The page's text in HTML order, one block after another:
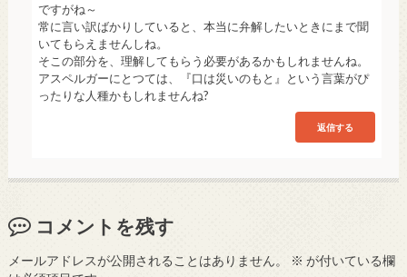
ですがね～
常に言い訳ばかりしていると、本当に弁解したいときにまで聞
いてもらえませんしね。
そこの部分を、理解してもらう必要があるかもしれませんね。
アスペルガーにとつては、『口は災いのもと』という言葉がぴ
ったりな人種かもしれませんね?
返信する
コメントを残す
メールアドレスが公開されることはありません。 ※ が付いている欄